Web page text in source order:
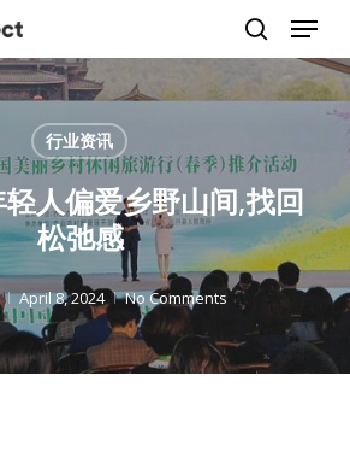
search
Menu
行业资讯
人偏爱乡野山间,找回
松弛感
April 8, 2024 No Comments
Close
Menu